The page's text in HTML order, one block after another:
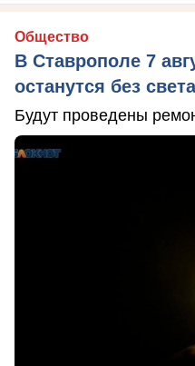
Общество
В Ставрополе 7
останутся без света
Будут проведены